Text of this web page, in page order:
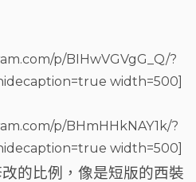
p/BIHwVGVgG_Q/?
width=500]
p/BHmHHkNAY1k/?
width=500]
的比例，像是短版的西裝